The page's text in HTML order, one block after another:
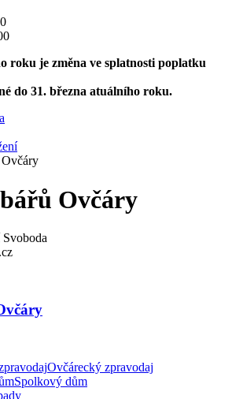
roku je změna ve splatnosti poplatku
do 31. března atuálního roku.
Ovčáry
Ovčárecký zpravodaj
Spolkový dům